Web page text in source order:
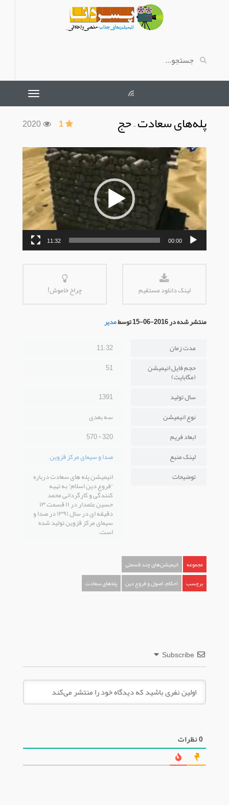
پله‌های سعادت – حج 2020 1
نمایشگر
ویدیو
00:00
11:32
لینک دانلود مستقیم چراخ خاموش!
منتشر شده در 2016-06-15 توسط
مدیر
مدت زمان
11:32
حجم فایل انیمیشن
(مگابایت)
51
سال تولید
1391
نوع انیمیشن
سه بعدی
ابعاد فریم
320 * 570
لینک منبع
صدا و سیمای مرکز قزوین
توضیحات
انیمیشن پله های سعادت درباره
“فروع دین اسلام” به تهیه
کنندگی و کارگردانی محمد
حسین علمدار در ۱۱ قسمت ۱۳
دقیقه ای در سال ۱۳۹۱ در صدا و
سیمای مرکز قزوین تولید شده
است.
مجموعه
انیمیشن‌های چند قسمتی
برچسب
احکام، اصول و فروع دین پله‌های سعادت
Subscribe
0نظرات